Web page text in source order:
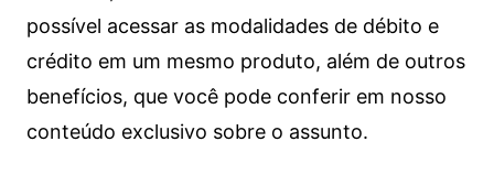
possível acessar as modalidades de débito e
crédito em um mesmo produto, além de outros
benefícios, que você pode conferir em nosso
conteúdo exclusivo sobre o assunto.